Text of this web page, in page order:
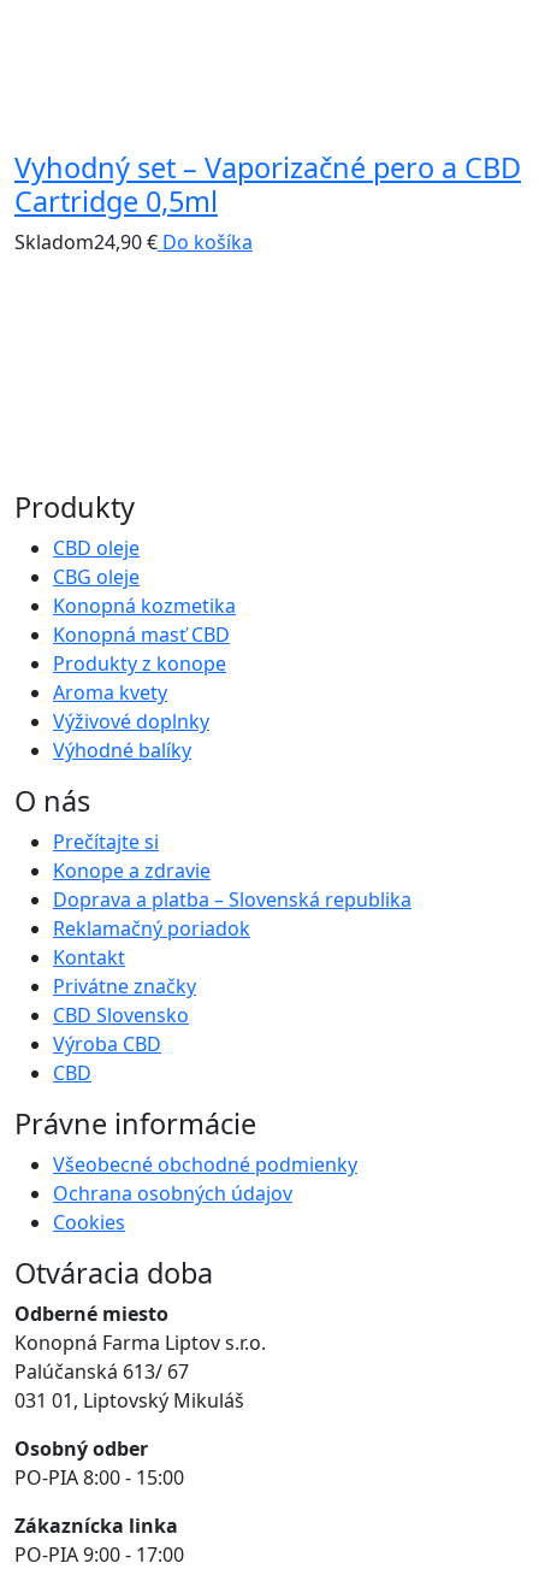
Vyhodný set – Vaporizačné pero a CBD
Cartridge 0,5ml
Skladom24,90€ Do košíka
Produkty
CBD oleje
CBG oleje
Konopná kozmetika
Konopná masť CBD
Produkty z konope
Aroma kvety
Výživové doplnky
Výhodné balíky
O nás
Prečítajte si
Konope a zdravie
Doprava a platba – Slovenská republika
Reklamačný poriadok
Kontakt
Privátne značky
CBD Slovensko
Výroba CBD
CBD
Právne informácie
Všeobecné obchodné podmienky
Ochrana osobných údajov
Cookies
Otváracia doba
Odberné miesto
Konopná Farma Liptov s.r.o.
Palúčanská 613/ 67
031 01, Liptovský Mikuláš
Osobný odber
PO-PIA 8:00 - 15:00
Zákaznícka linka
PO-PIA 9:00 - 17:00